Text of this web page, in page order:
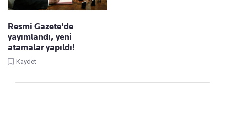
Resmi Gazete'de
yayımlandı, yeni
atamalar yapıldı!
Kaydet